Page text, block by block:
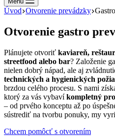
Úvod Otvorenie prevádzky
Otvorenie gastro
Plánujete otvoriť kaviareň,
streetfood alebo bar? Založenie
nielen dobrý nápad, ale aj
technických a hygienických
brzdou celého procesu. S nami
ktorý za vás vybavíkompletný
– od prvého konceptu až po
sústrediť na tvorbu ponuky, my
Chcem pomôcť s otvorením